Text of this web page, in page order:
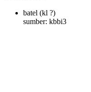
batel (kl ?)
sumber: kbbi3